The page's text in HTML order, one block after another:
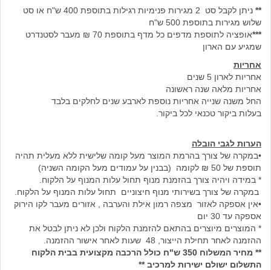
**
ניתן לקבל סט 2 מגירות פנימיות רגילות בתוספת 400 ש"ח או סט
שלוש מגירות בתוספת 500 ש"ח
***
אופציה לתוספת מדפים כל מדף בתוספת 70 ₪ מעבר לסטנדרט
שמגיע עם הארון
אחריות
אחריות לארון 5 שנים
אחריות מלאה שנה ראשונה
החל משנה שנייה אחריות נוספת לארבע שנים לחלקים בלבד
בעלות ביקור טכנאי לכל ביקור.
הערות לגבי הובלה
•במקרה של צורך בהרמת המוצר מעל קומה שלישית ללא מעלית תהיה
תוספת של 50 ₪ לקומה (בבנין על עמודים מעל הקומה השניה)
* במידה ויהיה צורך בהזמנת מנוף תחול עלות המנוף על הלקוח.
במקרה של צורך בשירותי מנוף חיצוניים תחול עלות המנוף על הלקוח.
•אין אספקה לאזור מצפה רמון אילת והערבה , אזורים מעבר לקו הירוק
אספקה עד 30 יום
* המוצרים מיוצרים בהתאם להזמנת הלקוח ולכן לא ניתן לבטל את
ההזמנה לאחר תחילת הייצור, 48 שעות לאחר אישור ההזמנה.
** מחיר המשלוח 350 ש"ח כולל הרכבה מקצועית בבית הלקוח
התשלום ישולם ישירות למרכיב **